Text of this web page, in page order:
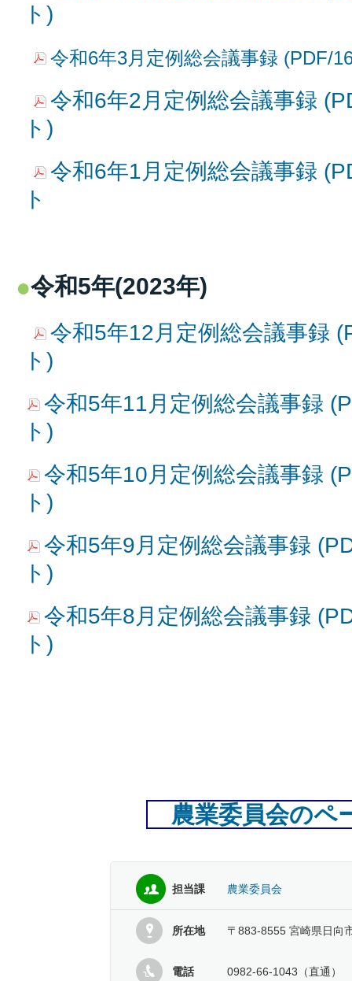
ト)
令和6年3月定例総会議事録 (PDF/
令和6年2月定例総会議事録
ト)
令和6年1月定例総会議事録
ト
令和5年(2023年)
令和5年12月定例総会議事録
ト)
令和5年11月定例総会議事録
ト)
令和5年10月定例総会議事録
ト)
令和5年9月定例総会議事録
ト)
令和5年8月定例総会議事録
ト)
農業委員会の
担当課 農業委員会
所在地 〒883-8555 宮崎県日向
電話 0982-66-1043（直通）